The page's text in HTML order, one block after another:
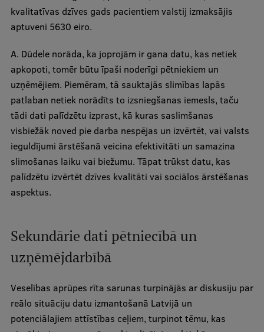
Institutes and Laboratories
Research Data Management
Council of the Institute
RSU Research Portal
Research Impact
Doctoral School
Services & Main Fields of Research
Research Services
Research Projects
kvalitatīvas dzīves gads pacientiem valstij izmaksājis
aptuveni 5630 eiro.
A. Dūdele norāda, ka joprojām ir gana datu, kas netiek
apkopoti, tomēr būtu īpaši noderīgi pētniekiem un
uzņēmējiem. Piemēram, tā sauktajās slimības lapās
patlaban netiek norādīts to izsniegšanas iemesls, taču
tādi dati palīdzētu izprast, kā kuras saslimšanas
visbiežāk noved pie darba nespējas un izvērtēt, vai valsts
ieguldījumi ārstēšanā veicina efektivitāti un samazina
slimošanas laiku vai biežumu. Tāpat trūkst datu, kas
palīdzētu izvērtēt dzīves kvalitāti vai sociālos ārstēšanas
aspektus.
Sekundārie dati pētniecībā un
uzņēmējdarbībā
Veselības aprūpes rīta sarunas turpinājās ar diskusiju par
reālo situāciju datu izmantošanā Latvijā un
potenciālajiem attīstības ceļiem, turpinot tēmu, kas